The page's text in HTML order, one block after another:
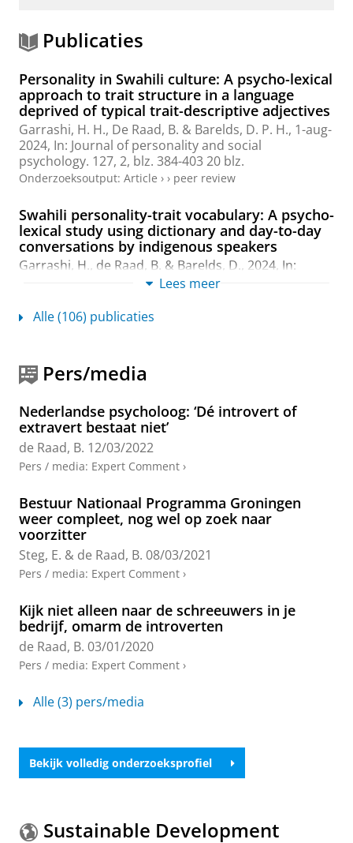
a
Publicaties
Personality in Swahili culture: A psycho-lexical
approach to trait structure in a language
deprived of typical trait-descriptive adjectives
Garrashi, H. H., De Raad, B. & Barelds, D. P. H., 1-aug-
2024, In: Journal of personality and social
psychology. 127, 2, blz. 384-40320 blz.
Onderzoeksoutput: Article › › peer review
Swahili personality-trait vocabulary: A psycho-
lexical study using dictionary and day-to-day
conversations by indigenous speakers
Garrashi, H., de Raad, B. & Barelds, D., 2024, In:
International Journal of Personality Psychology.
Onderzoeksoutput: Article
personality and language
Čolović, P.,De Raad, B.
Frontiers in Psychology. 14,3 blz. , 1215174.
Onderzoeksoutput › ›peer review
Integrated Reporting in Multidimensional
De Raad, B.,Brokken, F. B., Hendriks, A. A. J. &
Hofstee, W. K. B.,mei-2023, In:European Journal of
Psychological Assessment.
Onderzoeksoutput: Article › ›peer review
Dutch, and Polish personality type-nouns,
with a critical test against a type-noun based
structure in Swahili
De Raad, B. , Volungevičienė, A., Čolović, P., De
Roover, K., Garrashi, H. & Gorbaniuk, O.,
104415.
Models of personality structure
de Raad, B.&Barelds, D.,2020,The Cambridge
Cambridge University Press ,blz. 115-128 14 blz.
Lees meer
Alle (106) publicaties
Pers/media
Nederlandse psycholoog: ‘Dé introvert of
extravert bestaat niet’
de Raad, B. 12/03/2022
Pers / media: Expert Comment ›
Bestuur Nationaal Programma Groningen
weer compleet, nog wel op zoek naar
voorzitter
Steg, E. & de Raad, B. 08/03/2021
Pers / media: Expert Comment ›
Kijk niet alleen naar de schreeuwers in je
bedrijf, omarm de introverten
de Raad, B. 03/01/2020
Pers / media: Expert Comment ›
Alle (3) pers/media
Bekijk volledig onderzoeksprofiel
Sustainable Development